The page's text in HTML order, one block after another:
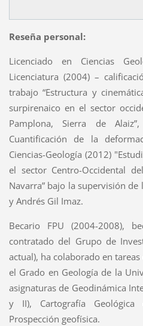
Reseña personal:
Licenciado en Ciencias
Licenciatura (2004) –
trabajo “Estructura y
surpirenaico en el sector
Pamplona, Sierra de
Cuantificación de la
Ciencias-Geología (2012)
el sector Centro-Occidental
Navarra” bajo la supervisión de
y Andrés Gil Imaz.
Becario FPU (2004-2008),
contratado del Grupo de
actual), ha colaborado en
el Grado en Geología de la
asignaturas de Geodinámica
y II), Cartografía
Prospección geofísica.